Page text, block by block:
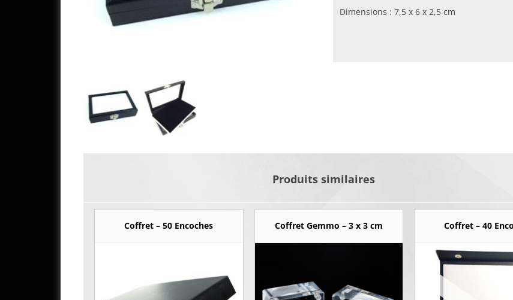
Dimensions : 7,5 x 6 x 2,5 cm
Produits similaires
Coffret – 50 Encoches Coffret Gemmo – 3 x 3 cm Coffret – 40